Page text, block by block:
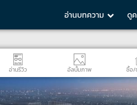
อ่านบทความ ดู
อ่านรีวิว อัลบั้มภาพ ซื้อ/